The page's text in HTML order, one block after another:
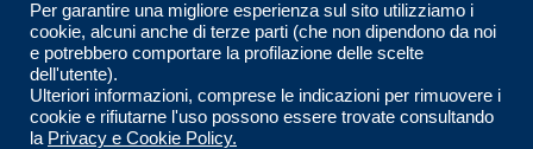
© 2016 Spazio88 S.r.l. p.i. 08283280017 | Developed by
Designed by AdContent | All Rights Reserved.
Per garantire una migliore esperienza sul sito utilizziamo i
cookie, alcuni anche di terze parti (che non dipendono da noi
e potrebbero comportare la profilazione delle scelte
dell'utente).
Ulteriori informazioni, comprese le indicazioni per rimuovere i
cookie e rifiutarne l'uso possono essere trovate consultando
la Privacy e Cookie Policy.